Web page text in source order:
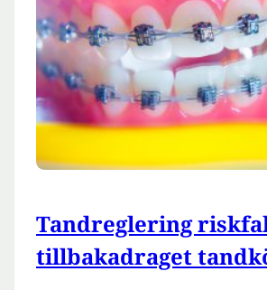
Tandreglering
tillbakadraget